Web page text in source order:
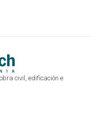
civil, edificación e